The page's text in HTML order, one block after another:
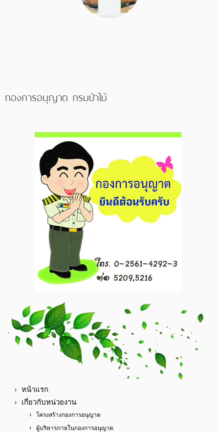
กองการอนุญาต กรมป่าไม้
หน้าแรก
เกี่ยวกับหน่วยงาน
โครงสร้างกองการอนุญาต
ผู้บริหารภายในกองการอนุญาต